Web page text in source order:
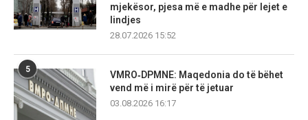
mjekësor, pjesa më e madhe për lejet e
lindjes
28.07.2026 15:52
5
VMRO‑DPMNE: Maqedonia do të bëhet
vend më i mirë për të jetuar
03.08.2026 16:17